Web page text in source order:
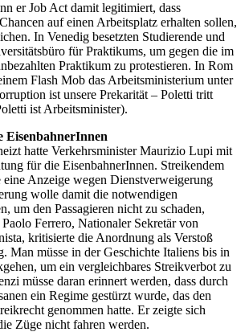
er Job Act damit legitimiert, dass
auf einen Arbeitsplatz erhalten sollen,
In Venedig besetzten Studierende und
für Praktikums, um gegen die im
Praktikum zu protestieren. In Rom
Flash Mob das Arbeitsministerium unter
ist unsere Prekarität – Poletti tritt
ist Arbeitsminister).
EisenbahnerInnen
hatte Verkehrsminister Maurizio Lupi mit
für die EisenbahnerInnen. Streikendem
Anzeige wegen Dienstverweigerung
wolle damit die notwendigen
um den Passagieren nicht zu schaden,
Ferrero, Nationaler Sekretär von
kritisierte die Anordnung als Verstoß
Man müsse in der Geschichte Italiens bis in
um ein vergleichbares Streikverbot zu
müsse daran erinnert werden, dass durch
ein Regime gestürzt wurde, das den
genommen hatte. Er zeigte sich
Züge nicht fahren werden.